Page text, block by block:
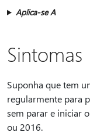
Aplica-se A
Sintomas
Suponha que tem
regularmente para
sem parar e iniciar
ou 2016.